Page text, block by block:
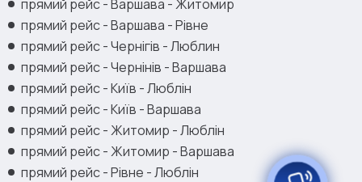
прямий рейс - Варшава - Житомир
прямий рейс - Варшава - Рівне
прямий рейс - Чернігів - Люблин
прямий рейс - Чернінів - Варшава
прямий рейс - Київ - Люблін
прямий рейс - Київ - Варшава
прямий рейс - Житомир - Люблін
прямий рейс - Житомир - Варшава
прямий рейс - Рівне - Люблін